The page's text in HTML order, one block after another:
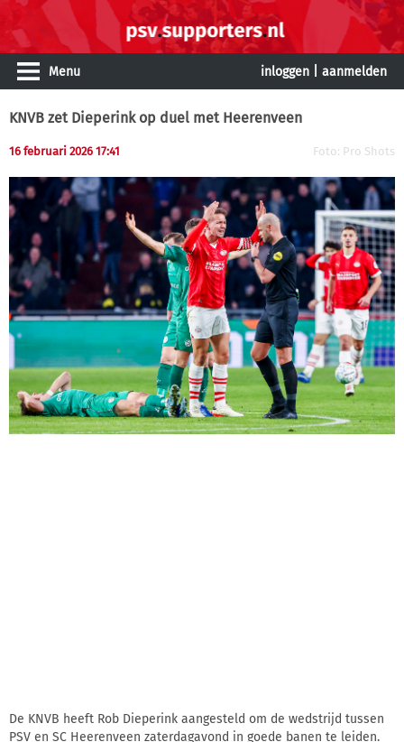
Menu inloggen aanmelden
KNVB zet Dieperink op duel met Heerenveen
16 februari 2026 17:41 Foto: Pro Shots
De KNVB heeft Rob Dieperink aangesteld om de wedstrijd tussen
PSV en SC Heerenveen zaterdagavond in goede banen te leiden.